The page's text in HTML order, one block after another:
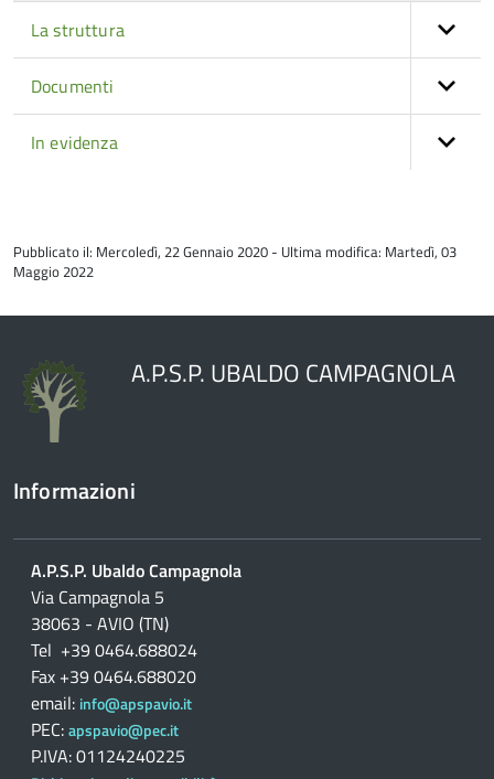
La struttura
Documenti
In evidenza
del
contenuto
Pubblicato il: Mercoledì, 22 Gennaio 2020 - Ultima modifica: Martedì, 03
Maggio 2022
A.P.S.P. UBALDO CAMPAGNOLA
Informazioni
A.P.S.P. Ubaldo Campagnola
Via Campagnola 5
38063 - AVIO (TN)
Tel +39 0464.688024
Fax +39 0464.688020
email: info@apspavio.it
PEC:apspavio@pec.it
P.IVA: 01124240225